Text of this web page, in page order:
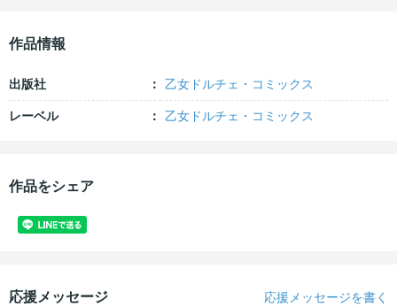
作品情報
出版社 乙女ドルチェ・コミックス
レーベル 乙女ドルチェ・コミックス
作品をシェア
応援メッセージ 応援メッセージを書く